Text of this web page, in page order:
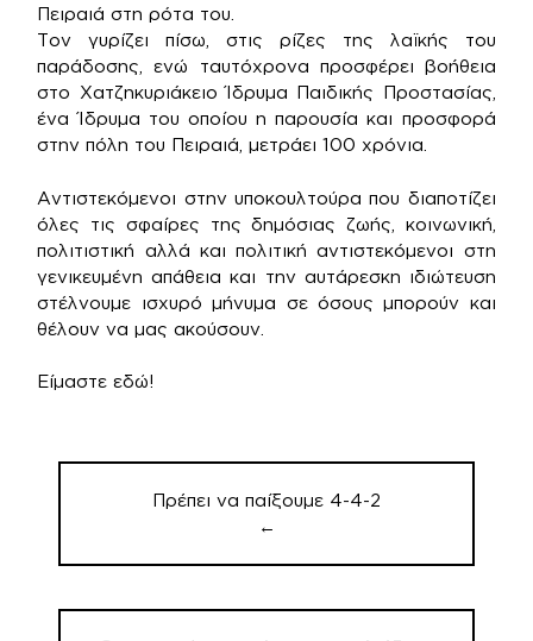
Πειραιά στη ρότα του.
Τον γυρίζει πίσω, στις ρίζες της λαϊκής του
παράδοσης, ενώ ταυτόχρονα προσφέρει βοήθεια
στο Χατζηκυριάκειο Ίδρυμα Παιδικής Προστασίας,
ένα Ίδρυμα του οποίου η παρουσία και προσφορά
στην πόλη του Πειραιά, μετράει 100 χρόνια.
Αντιστεκόμενοι στην υποκουλτούρα που διαποτίζει
όλες τις σφαίρες της δημόσιας ζωής, κοινωνική,
πολιτιστική αλλά και πολιτική αντιστεκόμενοι στη
γενικευμένη απάθεια και την αυτάρεσκη ιδιώτευση
στέλνουμε ισχυρό μήνυμα σε όσους μπορούν και
θέλουν να μας ακούσουν.
Είμαστε εδώ!
Πλοήγηση
Πρέπει να παίξουμε 4-4-2
←